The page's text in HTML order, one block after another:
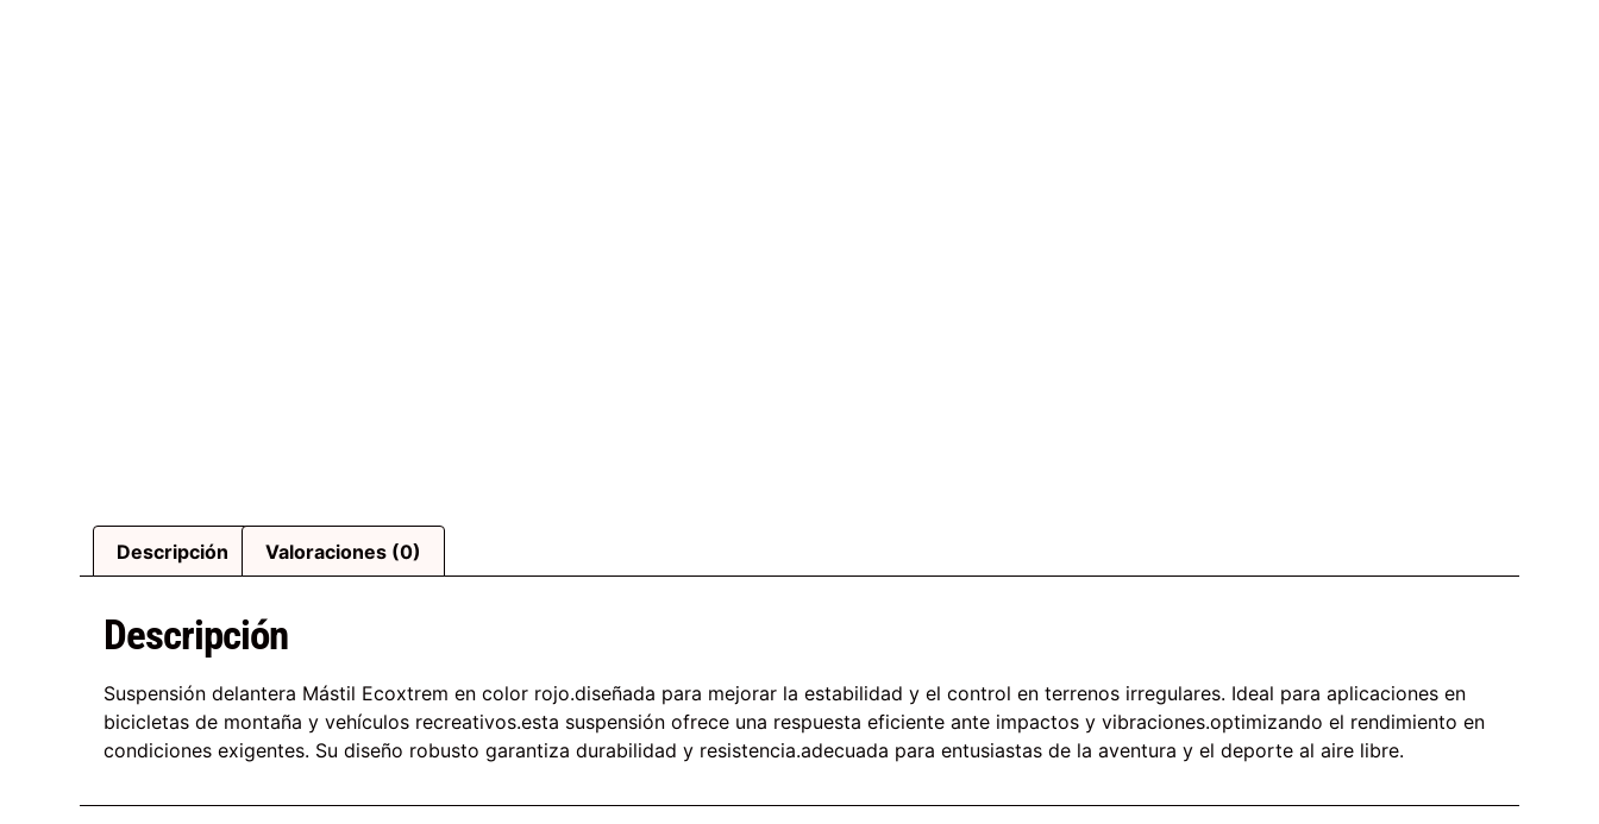
Descripción Valoraciones (0)
Descripción
Suspensión delantera Mástil Ecoxtrem en color rojo.diseñada para mejorar la estabilidad y el control en terrenos irregulares. Ideal para aplicaciones en
bicicletas de montaña y vehículos recreativos.esta suspensión ofrece una respuesta eficiente ante impactos y vibraciones.optimizando el rendimiento en
condiciones exigentes. Su diseño robusto garantiza durabilidad y resistencia.adecuada para entusiastas de la aventura y el deporte al aire libre.